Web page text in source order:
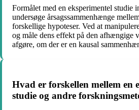
Formålet med en eksperimentel studie
undersøge årsagssammenhænge
forskellige hypoteser. Ved at
og måle dens effekt på den afhængige
afgøre, om der er en kausal
Hvad er forskellen mellem en
studie og andre